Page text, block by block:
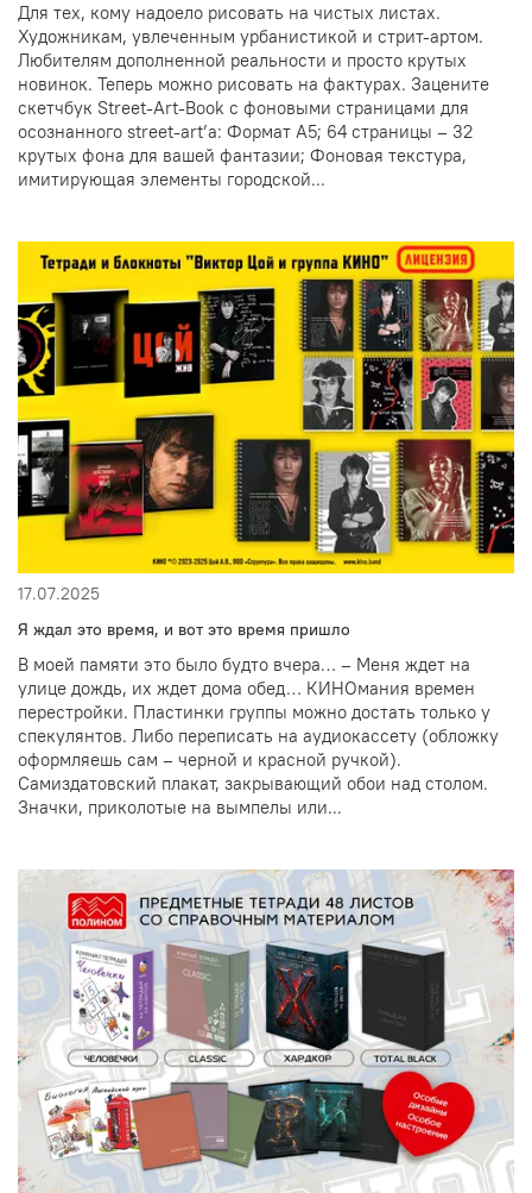
Для тех, кому надоело рисовать на чистых листах.
Художникам, увлеченным урбанистикой и стрит-артом.
Любителям дополненной реальности и просто крутых
новинок. Теперь можно рисовать на фактурах. Зацените
скетчбук Street-Art-Book с фоновыми страницами для
осознанного street-art’а: Формат А5; 64 страницы – 32
крутых фона для вашей фантазии; Фоновая текстура,
имитирующая элементы городской...
17.07.2025
Я ждал это время, и вот это время пришло
В моей памяти это было будто вчера… – Меня ждет на
улице дождь, их ждет дома обед… КИНОмания времен
перестройки. Пластинки группы можно достать только у
спекулянтов. Либо переписать на аудиокассету (обложку
оформляешь сам – черной и красной ручкой).
Самиздатовский плакат, закрывающий обои над столом.
Значки, приколотые на вымпелы или...